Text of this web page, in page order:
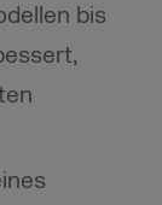
bis